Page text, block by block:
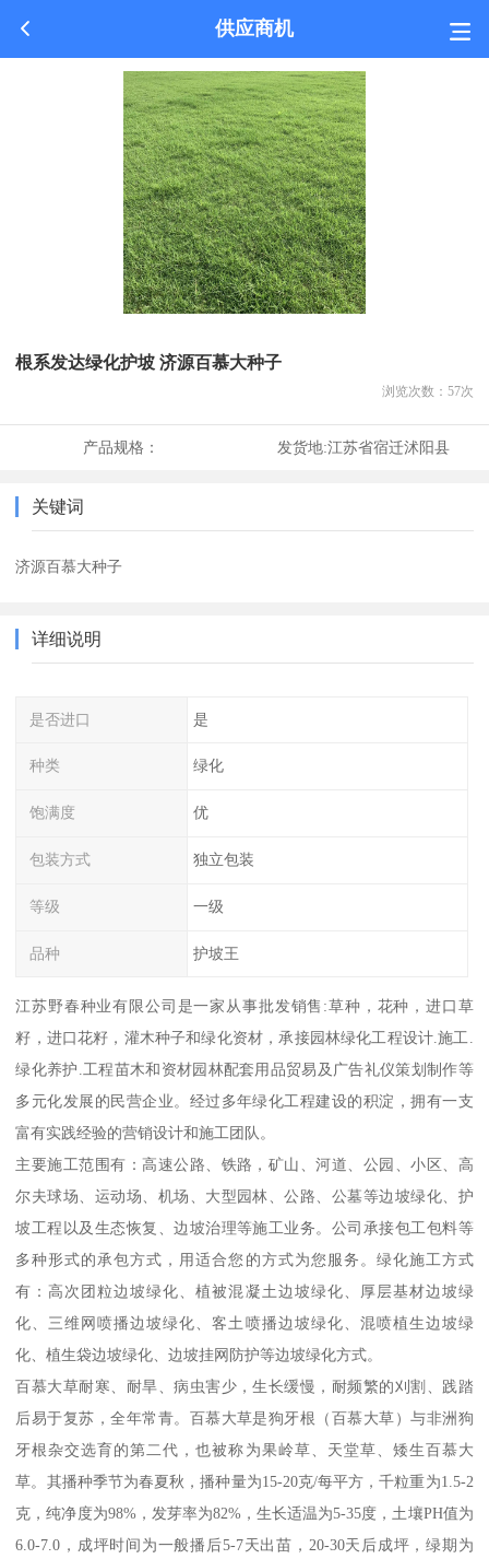
供应商机
根系发达绿化护坡 济源百慕大种子
浏览次数： 57次
产品规格： 发货地:江苏省宿迁沭阳县
关键词
济源百慕大种子
详细说明
是否进口 是
种类 绿化
饱满度 优
包装方式 独立包装
等级 一级
品种 护坡王
江苏野春种业有限公司是一家从事批发销售:草种，花种，进口草
籽，进口花籽，灌木种子和绿化资材，承接园林绿化工程设计.施工.
绿化养护.工程苗木和资材园林配套用品贸易及广告礼仪策划制作等
多元化发展的民营企业。经过多年绿化工程建设的积淀，拥有一支
富有实践经验的营销设计和施工团队。
主要施工范围有：高速公路、铁路，矿山、河道、公园、小区、高
尔夫球场、运动场、机场、大型园林、公路、公墓等边坡绿化、护
坡工程以及生态恢复、边坡治理等施工业务。公司承接包工包料等
多种形式的承包方式，用适合您的方式为您服务。绿化施工方式
有：高次团粒边坡绿化、植被混凝土边坡绿化、厚层基材边坡绿
化、三维网喷播边坡绿化、客土喷播边坡绿化、混喷植生边坡绿
化、植生袋边坡绿化、边坡挂网防护等边坡绿化方式。
百慕大草耐寒、耐旱、病虫害少，生长缓慢，耐频繁的刈割、践踏
后易于复苏，全年常青。百慕大草是狗牙根（百慕大草）与非洲狗
牙根杂交选育的第二代，也被称为果岭草、天堂草、矮生百慕大
草。其播种季节为春夏秋，播种量为15-20克/每平方，千粒重为1.5-2
克，纯净度为98%，发芽率为82%，生长适温为5-35度，土壤PH值为
6.0-7.0，成坪时间为一般播后5-7天出苗，20-30天后成坪，绿期为